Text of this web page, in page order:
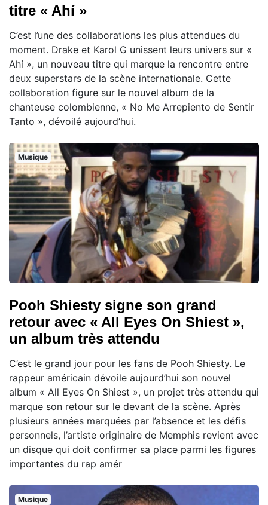
titre « Ahí »
C’est l’une des collaborations les plus attendues du
moment. Drake et Karol G unissent leurs univers sur «
Ahí », un nouveau titre qui marque la rencontre entre
deux superstars de la scène internationale. Cette
collaboration figure sur le nouvel album de la
chanteuse colombienne, « No Me Arrepiento de Sentir
Tanto », dévoilé aujourd’hui.
Musique
Pooh Shiesty signe son grand
retour avec « All Eyes On Shiest »,
un album très attendu
C’est le grand jour pour les fans de Pooh Shiesty. Le
rappeur américain dévoile aujourd’hui son nouvel
album « All Eyes On Shiest », un projet très attendu qui
marque son retour sur le devant de la scène. Après
plusieurs années marquées par l’absence et les défis
personnels, l’artiste originaire de Memphis revient avec
un disque qui doit confirmer sa place parmi les figures
importantes du rap amér
Musique